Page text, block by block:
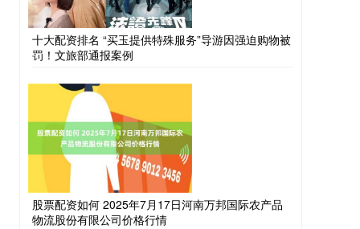
十大配资排名 “买玉提供特殊服务”导游因强迫购物被
罚！文旅部通报案例
股票配资如何 2025年7月17日河南万邦国际农产品
物流股份有限公司价格行情